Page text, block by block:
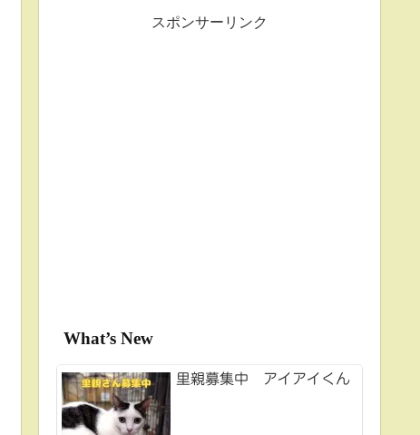
スポンサーリンク
What’s New
里親募集中 アイアイくん